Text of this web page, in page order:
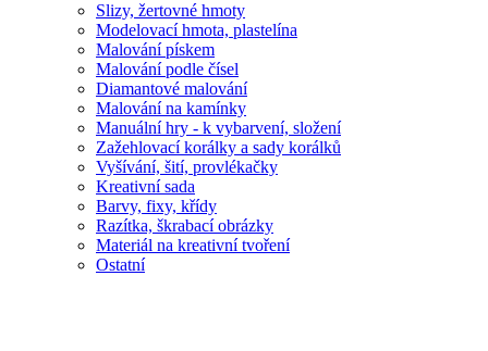
Slizy, žertovné hmoty
Modelovací hmota, plastelína
Malování pískem
Malování podle čísel
Diamantové malování
Malování na kamínky
Manuální hry - k vybarvení, složení
Zažehlovací korálky a sady korálků
Vyšívání, šití, provlékačky
Kreativní sada
Barvy, fixy, křídy
Razítka, škrabací obrázky
Materiál na kreativní tvoření
Ostatní